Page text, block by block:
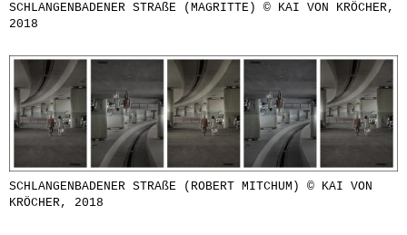
SCHLANGENBADENER STRAßE (MAGRITTE) © KAI VON KRÖCHER,
2018
SCHLANGENBADENER STRAßE (ROBERT MITCHUM) © KAI VON
KRÖCHER, 2018